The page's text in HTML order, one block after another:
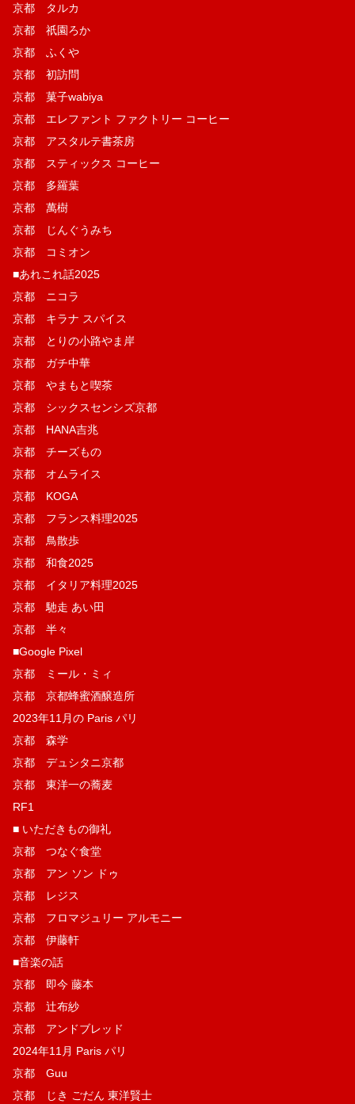
京都 タルカ
京都 祇園ろか
京都 ふくや
京都 初訪問
京都 菓子wabiya
京都 エレファント ファクトリー コーヒー
京都 アスタルテ書茶房
京都 スティックス コーヒー
京都 多羅葉
京都 萬樹
京都 じんぐうみち
京都 コミオン
■あれこれ話2025
京都 ニコラ
京都 キラナ スパイス
京都 とりの小路やま岸
京都 ガチ中華
京都 やまもと喫茶
京都 シックスセンシズ京都
京都 HANA吉兆
京都 チーズもの
京都 オムライス
京都 KOGA
京都 フランス料理2025
京都 鳥散歩
京都 和食2025
京都 イタリア料理2025
京都 馳走 あい田
京都 半々
■Google Pixel
京都 ミール・ミィ
京都 京都蜂蜜酒醸造所
2023年11月の Paris パリ
京都 森学
京都 デュシタニ京都
京都 東洋一の蕎麦
RF1
■ いただきもの御礼
京都 つなぐ食堂
京都 アン ソン ドゥ
京都 レジス
京都 フロマジュリー アルモニー
京都 伊藤軒
■音楽の話
京都 即今 藤本
京都 辻布紗
京都 アンドブレッド
2024年11月 Paris パリ
京都 Guu
京都 じき ごだん 東洋賢士